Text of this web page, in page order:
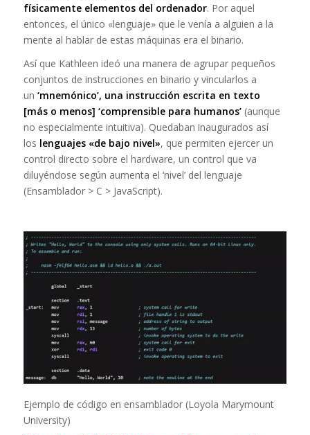
físicamente elementos del ordenador. Por aquel
entonces, el único «lenguaje» que le venía a alguien a la
mente al hablar de estas máquinas era el binario.
Así que Kathleen ideó una manera de agrupar pequeños
conjuntos de instrucciones en binario y vincularlos a
un ‘mnemónico’, una instrucción escrita en texto
[más o menos] ‘comprensible para humanos’(aunque
no especialmente intuitiva). Quedaban inaugurados así
los lenguajes «de bajo nivel», que permiten ejercer un
control directo sobre el hardware, un control que va
diluyéndose según aumenta el ‘nivel’ del lenguaje
(Ensamblador > C > JavaScript).
Ejemplo de código en ensamblador (Loyola Marymount
University)